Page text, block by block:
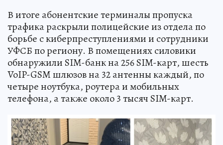
В итоге абонентские терминалы пропуска
трафика раскрыли полицейские из отдела по
борьбе с киберпреступлениями и сотрудники
УФСБ по региону. В помещениях силовики
обнаружили SIM-банк на 256 SIM-карт, шесть
VoIP-GSM шлюзов на 32 антенны каждый, по
четыре ноутбука, роутера и мобильных
телефона, а также около 3 тысяч SIM-карт.